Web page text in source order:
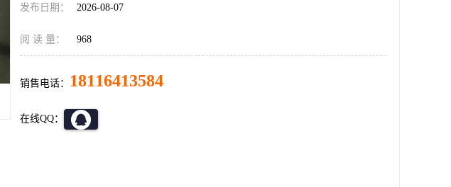
发布日期： 2026-08-07
阅 读 量： 968
销售电话： 18116413584
在线QQ：